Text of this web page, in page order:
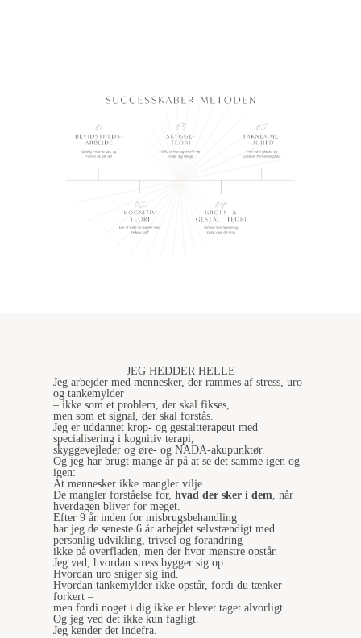
JEG HEDDER HELLE
Jeg arbejder med mennesker, der rammes af stress, uro
og tankemylder
– ikke som et problem, der skal fikses,
men som et signal, der skal forstås.
Jeg er uddannet krop- og gestaltterapeut med
specialisering i kognitiv terapi,
skyggevejleder og øre- og NADA-akupunktør.
Og jeg har brugt mange år på at se det samme igen og
igen:
At mennesker ikke mangler vilje.
De mangler forståelse for, hvad der sker i dem, når
hverdagen bliver for meget.
Efter 9 år inden for misbrugsbehandling
har jeg de seneste 6 år arbejdet selvstændigt med
personlig udvikling, trivsel og forandring –
ikke på overfladen, men der hvor mønstre opstår.
Jeg ved, hvordan stress bygger sig op.
Hvordan uro sniger sig ind.
Hvordan tankemylder ikke opstår, fordi du tænker
forkert –
men fordi noget i dig ikke er blevet taget alvorligt.
Og jeg ved det ikke kun fagligt.
Jeg kender det indefra.